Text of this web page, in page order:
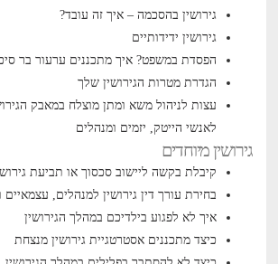
גירושין בהסכמה – איך זה עובד?
גירושין ידידותיים
הפסדת במשפט? איך מתכננים ערעור בר
הגדרת מטרות הגירושין שלך
עצות לניהול משא ומתן מוצלח במאבק
לאנשי הייטק, יזמים ומנהלים
גירושין מיוחדים
קיבלת בקשה ליישוב סכסוך או תביעת
בחירת עורך דין גירושין למנהלים, עצמאיים
איך לא לפגוע בילדיכם במהלך הגירושין
כיצד מתכננים אסטרטגיית גירושין מנצחת